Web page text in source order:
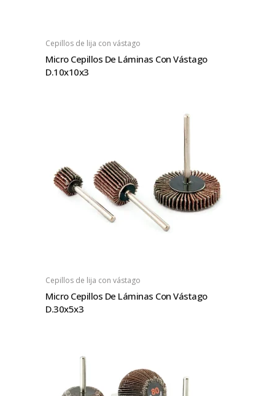
Cepillos de lija con vástago
Micro Cepillos De Láminas Con Vástago
D.10x10x3
Cepillos de lija con vástago
Micro Cepillos De Láminas Con Vástago
D.30x5x3